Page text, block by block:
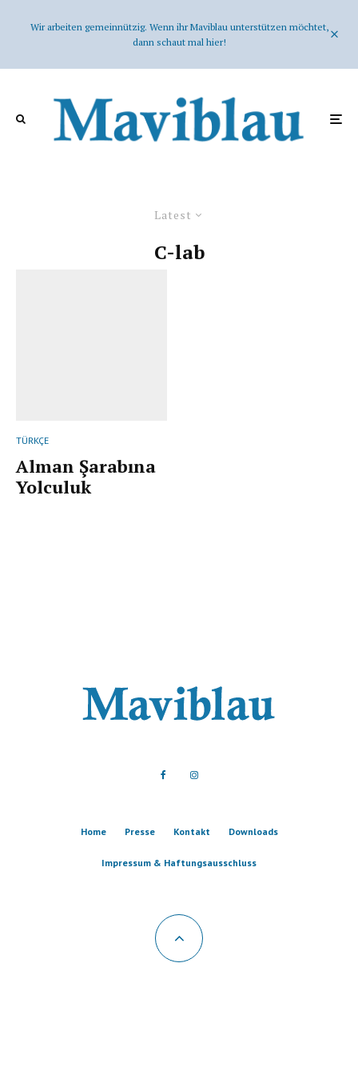
Wir arbeiten gemeinnützig. Wenn ihr Maviblau unterstützen möchtet,
dann schaut mal hier!
Latest
C-lab
TÜRKÇE
Alman Şarabına
Yolculuk
Home Presse Kontakt Downloads
Impressum & Haftungsausschluss